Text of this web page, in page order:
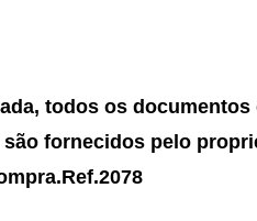
todos os documentos
são fornecidos pelo
Ref.2078